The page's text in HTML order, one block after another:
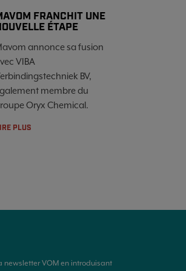
FRANCHIT UNE
ÉTAPE
annonce sa fusion
VIBA
BV,
membre du
Oryx Chemical.
PLUS
newsletter VOM en introduisant